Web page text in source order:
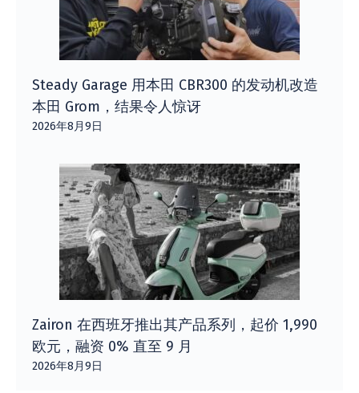
Steady Garage 用本田 CBR300 的发动机改造
本田 Grom，结果令人惊讶
2026年8月9日
Zairon 在西班牙推出其产品系列，起价 1,990
欧元，融资 0% 直至 9 月
2026年8月9日